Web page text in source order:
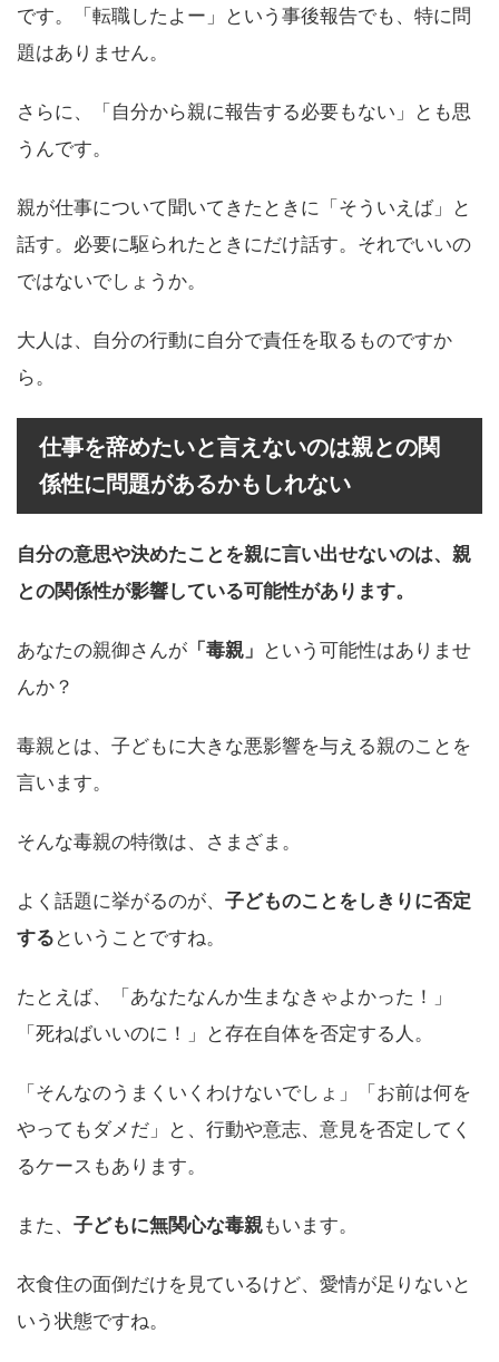
です。「転職したよー」という事後報告でも、特に問
題はありません。
さらに、「自分から親に報告する必要もない」とも思
うんです。
親が仕事について聞いてきたときに「そういえば」と
話す。必要に駆られたときにだけ話す。それでいいの
ではないでしょうか。
大人は、自分の行動に自分で責任を取るものですか
ら。
仕事を辞めたいと言えないのは親との関
係性に問題があるかもしれない
自分の意思や決めたことを親に言い出せないのは、親
との関係性が影響している可能性があります。
あなたの親御さんが 「毒親」 という可能性はありませ
んか？
毒親とは、子どもに大きな悪影響を与える親のことを
言います。
そんな毒親の特徴は、さまざま。
よく話題に挙がるのが、 子どものことをしきりに否定
する ということですね。
たとえば、「あなたなんか生まなきゃよかった！」
「死ねばいいのに！」と存在自体を否定する人。
「そんなのうまくいくわけないでしょ」「お前は何を
やってもダメだ」と、行動や意志、意見を否定してく
るケースもあります。
また、 子どもに無関心な毒親もいます。
衣食住の面倒だけを見ているけど、愛情が足りないと
いう状態ですね。